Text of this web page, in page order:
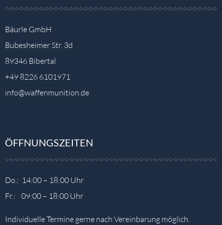
Bäurle GmbH
Bubesheimer Str. 3d
89346 Bibertal
+49 8226 6101971
info@waffenmunition.de
ÖFFNUNGSZEITEN
Do.: 14:00 – 18:00 Uhr
Fr.: 09:00 – 18:00 Uhr
Individuelle Termine gerne nach Vereinbarung möglich.